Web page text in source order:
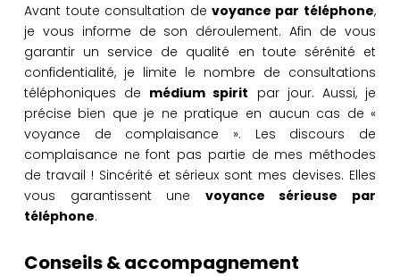
Avant toute consultation de voyance par téléphone,
je vous informe de son déroulement. Afin de vous
garantir un service de qualité en toute sérénité et
confidentialité, je limite le nombre de consultations
téléphoniques de médium spirit par jour. Aussi, je
précise bien que je ne pratique en aucun cas de «
voyance de complaisance ». Les discours de
complaisance ne font pas partie de mes méthodes
de travail ! Sincérité et sérieux sont mes devises. Elles
vous garantissent une voyance sérieuse par
téléphone.
Conseils & accompagnement